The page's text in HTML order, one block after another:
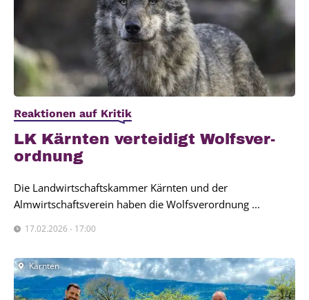
Reaktionen auf Kritik
LK Kärn­ten ver­tei­digt Wolfs­ver­
ord­nung
Die Landwirtschaftskammer Kärnten und der
Almwirtschaftsverein haben die Wolfsverordnung ...
17.02.2026 - 17:00
Kärnten